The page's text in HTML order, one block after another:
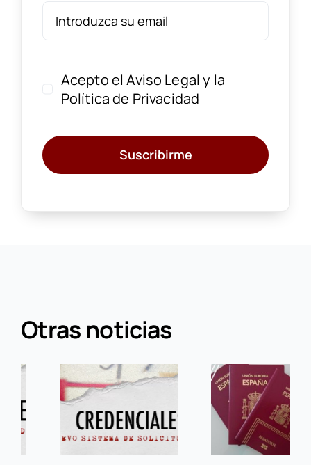
Acepto elAviso Legal y la
Política de Privacidad
Suscribirme
Otras noticias